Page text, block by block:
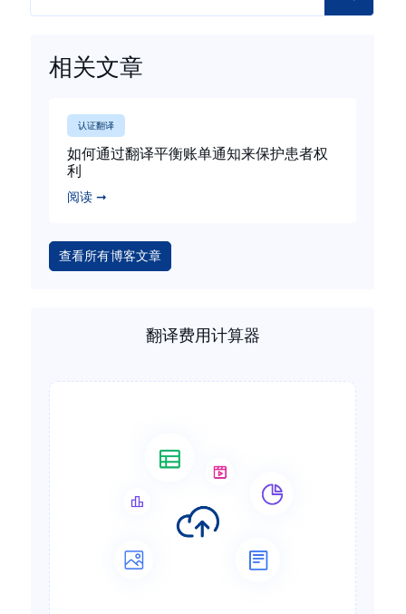
相关文章
认证翻译
如何通过翻译平衡账单通知来保护患者权
利
阅读 ➞
查看所有博客文章
翻译费用计算器